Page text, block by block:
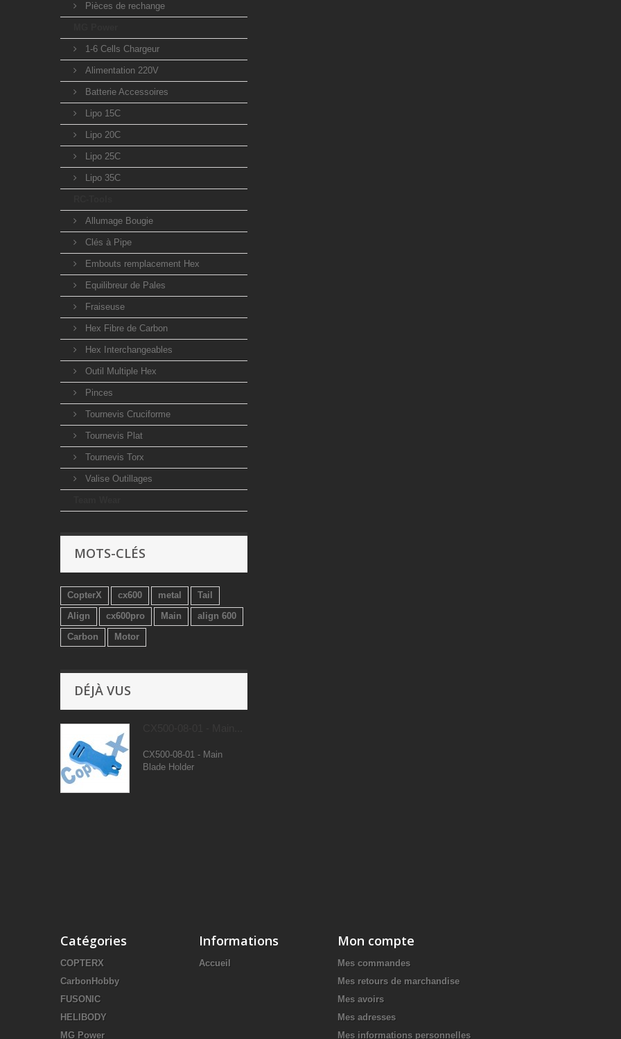
Pièces de rechange
1-6 Cells Chargeur
Alimentation 220V
Batterie Accessoires
Lipo 15C
Lipo 20C
Lipo 25C
Lipo 35C
Allumage Bougie
Clés à Pipe
Embouts remplacement Hex
Equilibreur de Pales
Fraiseuse
Hex Fibre de Carbon
Hex Interchangeables
Outil Multiple Hex
Pinces
Tournevis Cruciforme
Tournevis Plat
Tournevis Torx
Valise Outillages
MOTS-CLÉS
CopterX cx600 metal
Tail
Align
cx600pro Main
align 600
Carbon
Motor
DÉJÀ VUS
CX500-08-01 - Main
Blade Holder
Catégories
COPTERX
CarbonHobby
FUSONIC
HELIBODY
MG Power
Informations
Accueil
Mon compte
Mes commandes
Mes retours de marchandise
Mes avoirs
Mes adresses
Mes informations personnelles